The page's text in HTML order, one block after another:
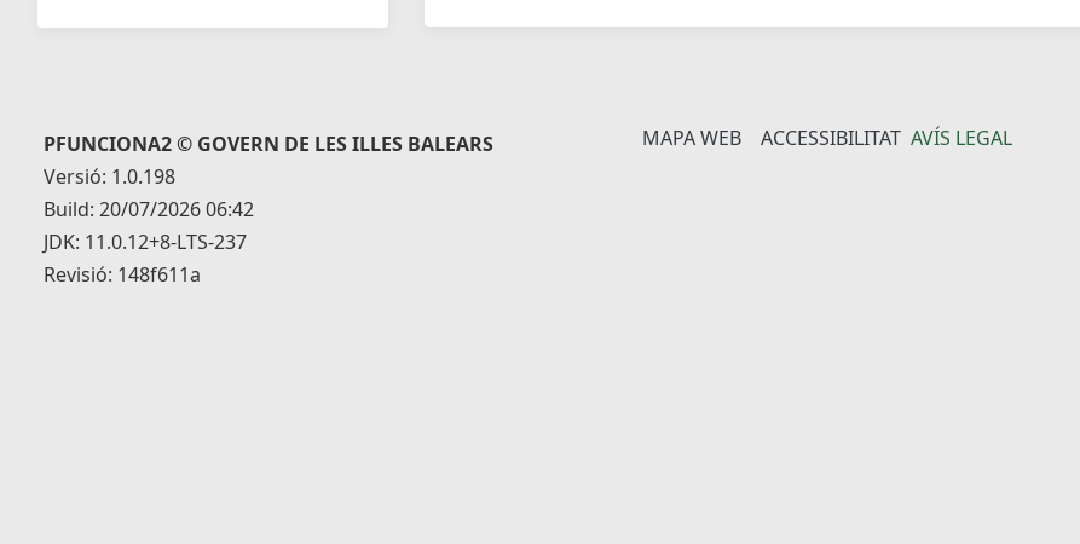
PFUNCIONA2 © GOVERN DE LES ILLES BALEARS
Versió: 1.0.198
Build: 20/07/2026 06:42
JDK: 11.0.12+8-LTS-237
Revisió: 148f611a
MAPA WEB ACCESSIBILITAT AVÍS LEGAL